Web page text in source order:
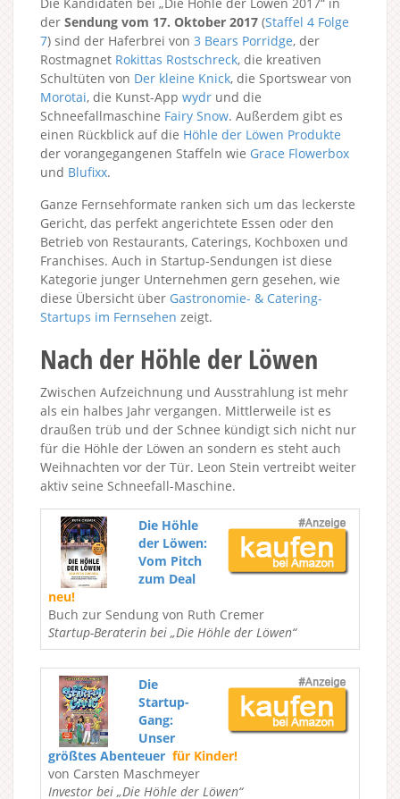
der Sendung vom 17. Oktober 2017 (Staffel 4 Folge
7) sind der Haferbrei von 3 Bears Porridge, der
Rostmagnet Rokittas Rostschreck, die kreativen
Schultüten von Der kleine Knick, die Sportswear von
Morotai, die Kunst-App wydr und die
Schneefallmaschine Fairy Snow. Außerdem gibt es
einen Rückblick auf die Höhle der Löwen Produkte
der vorangegangenen Staffeln wie Grace Flowerbox
und Blufixx.
Ganze Fernsehformate ranken sich um das leckerste
Gericht, das perfekt angerichtete Essen oder den
Betrieb von Restaurants, Caterings, Kochboxen und
Franchises. Auch in Startup-Sendungen ist diese
Kategorie junger Unternehmen gern gesehen, wie
diese Übersicht über Gastronomie- & Catering-
Startups im Fernsehen zeigt.
Nach der Höhle der Löwen
Zwischen Aufzeichnung und Ausstrahlung ist mehr
als ein halbes Jahr vergangen. Mittlerweile ist es
draußen trüb und der Schnee kündigt sich nicht nur
für die Höhle der Löwen an sondern es steht auch
Weihnachten vor der Tür. Leon Stein vertreibt weiter
aktiv seine Schneefall-Maschine.
Die Höhle
der Löwen:
Vom Pitch
zum Deal
neu!
Buch zur Sendung von Ruth Cremer
Startup-Beraterin bei „Die Höhle der Löwen“
Die
Startup-
Gang:
Unser
größtes Abenteuer für Kinder!
von Carsten Maschmeyer
Investor bei „Die Höhle der Löwen“